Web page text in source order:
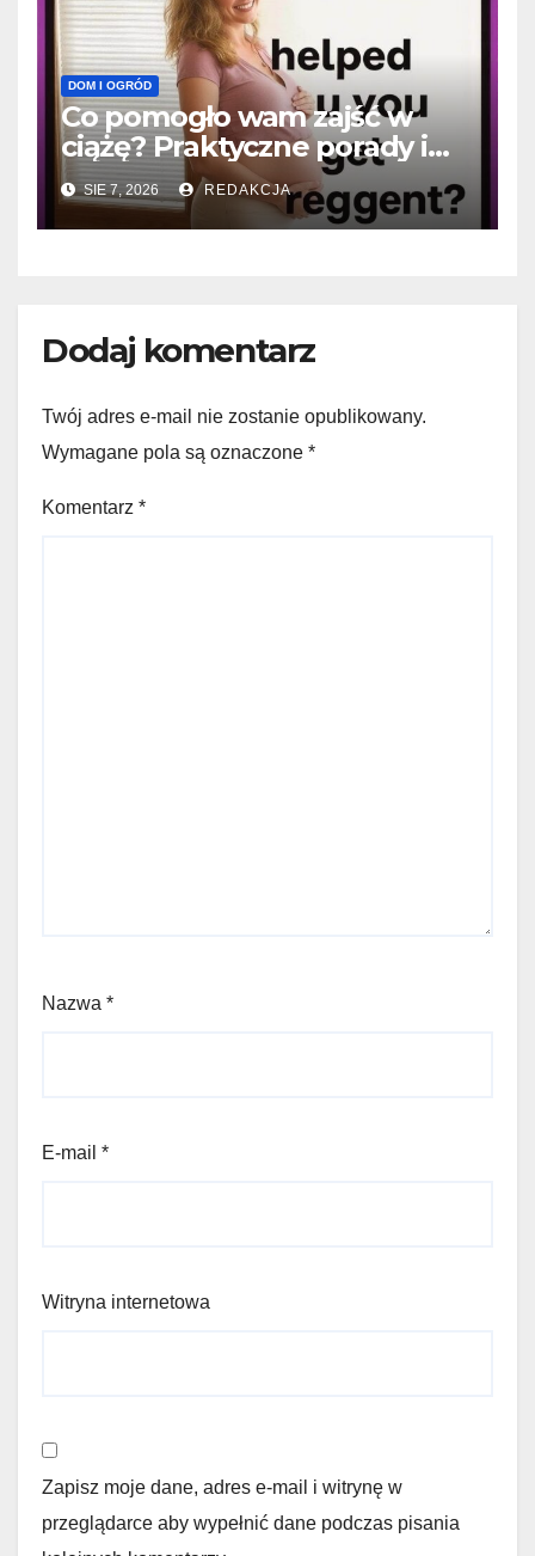
DOM I OGRÓD
Co pomogło wam zajść w
ciążę? Praktyczne porady i
historie sukcesu
SIE 7, 2026 REDAKCJA
Dodaj komentarz
Twój adres e-mail nie zostanie opublikowany.
Wymagane pola są oznaczone *
Komentarz *
Nazwa *
E-mail *
Witryna internetowa
Zapisz moje dane, adres e-mail i witrynę w
przeglądarce aby wypełnić dane podczas pisania